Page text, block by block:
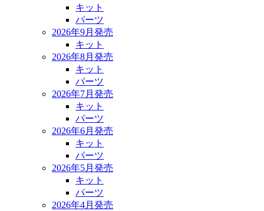
キット
パーツ
2026年9月発売
キット
2026年8月発売
キット
パーツ
2026年7月発売
キット
パーツ
2026年6月発売
キット
パーツ
2026年5月発売
キット
パーツ
2026年4月発売